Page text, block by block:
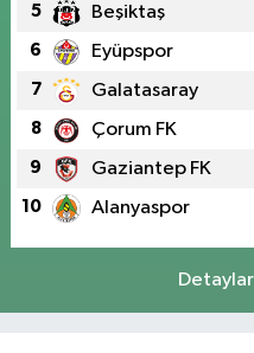
5 Beşiktaş
6 Eyüpspor
7 Galatasaray
8 Çorum FK
9 Gaziantep FK
10 Alanyaspor
Detaylar